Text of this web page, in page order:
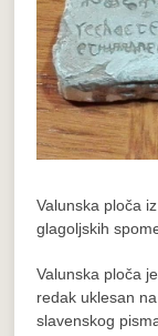
Valunska ploča
glagoljskih
Valunska ploča
redak uklesan
slavenskog